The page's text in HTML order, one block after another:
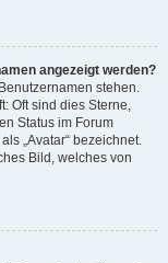
angezeigt werden?
stehen.
Oft sind dies Sterne,
Status im Forum
„Avatar“ bezeichnet.
Bild, welches von